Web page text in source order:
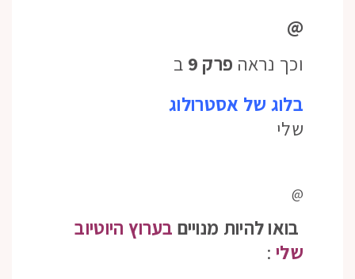
@
וכך נראה פרק 9
ב
בלוג של אסטרולוג
שלי
@
בואו להיות מנויים בערוץ היוטיוב
שלי :